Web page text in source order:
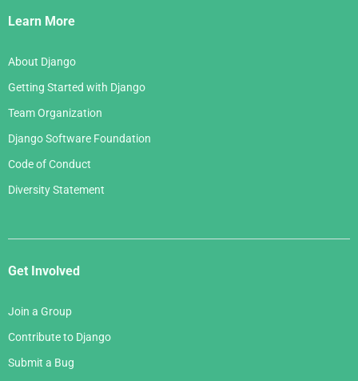
Links
Learn More
About Django
Getting Started with Django
Team Organization
Django Software Foundation
Code of Conduct
Diversity Statement
Get Involved
Join a Group
Contribute to Django
Submit a Bug